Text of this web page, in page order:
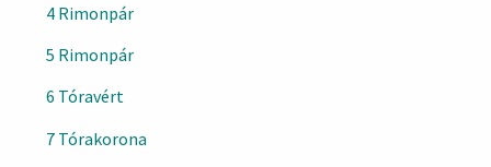
4 Rimonpár
5 Rimonpár
6 Tóravért
7 Tórakorona